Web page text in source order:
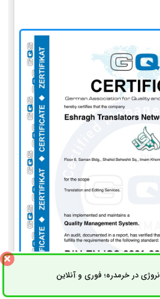
در خرمدره؛ فوری و آنلاینثبت سفارش